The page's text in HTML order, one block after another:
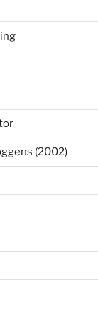
(2002)